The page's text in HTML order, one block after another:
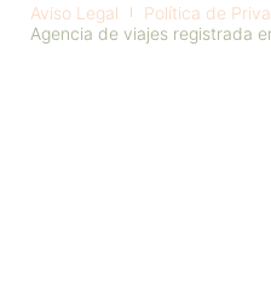
Aviso Legal Política de
Agencia de viajes registrada